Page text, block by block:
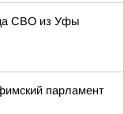
СВО из Уфы
парламент